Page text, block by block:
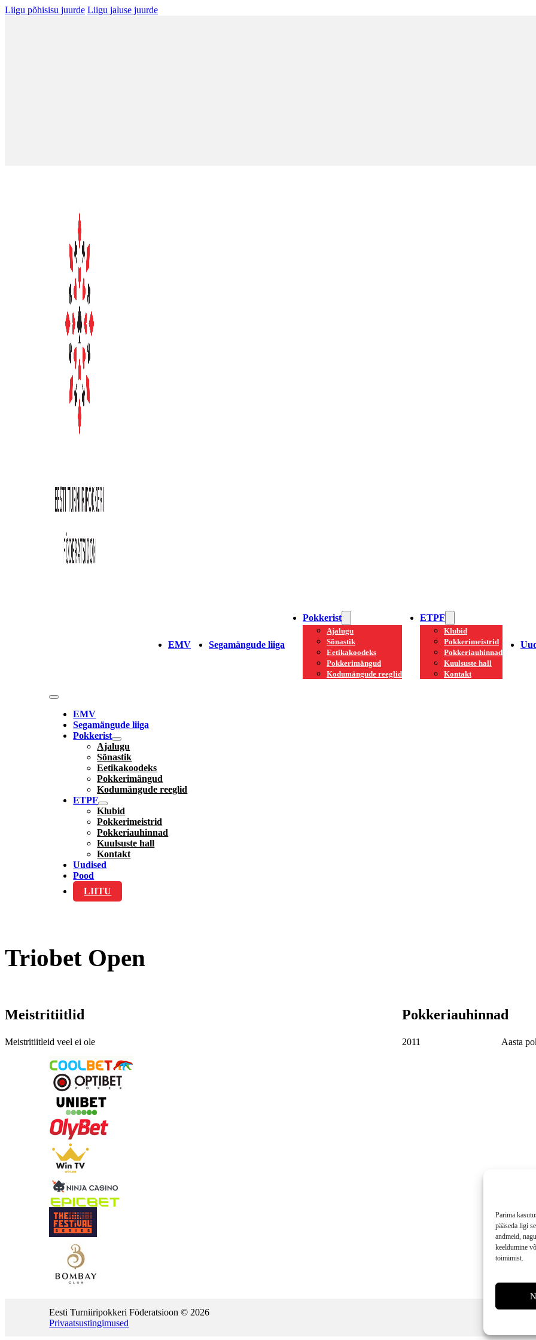
Parima
pääseda ligi
andmeid,
keeldumine
toimimist.
Liigu põhisisu juurde Liigu jaluse juurde
EMV Segamängude liiga
Pokkerist
Ajalugu
Sõnastik
Eetikakoodeks
Pokkerimängud
Kodumängude reeglid
ETPF
Klubid
Pokkerimeistrid
Pokkeriauhinnad
Kuulsuste hall
Kontakt
EMV
Segamängude liiga
Pokkerist
Ajalugu
Sõnastik
Eetikakoodeks
Pokkerimängud
Kodumängude reeglid
ETPF
Klubid
Pokkerimeistrid
Pokkeriauhinnad
Kuulsuste hall
Kontakt
Uudised
Pood
LIITU
Triobet Open
Meistritiitlid
Meistritiitleid veel ei ole
Pokkeriauhinnad
2011 Aasta
Eesti Turniiripokkeri Föderatsioon © 2026
Privaatsustingimused